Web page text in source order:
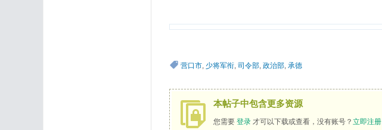
营口市, 少将军衔, 司令部, 政治部, 承德
本帖子中包含更多资源
您需要 登录 才可以下载或查看，没有账号？ 立即注册